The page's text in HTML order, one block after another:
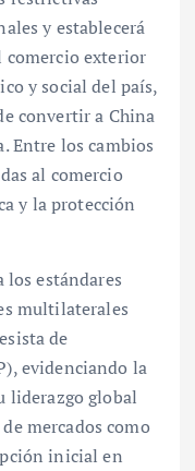
y establecerá
comercio exterior
y social del país,
convertir a China
Entre los cambios
al comercio
y la protección
los estándares
multilaterales
de
evidenciando la
liderazgo global
mercados como
inicial en